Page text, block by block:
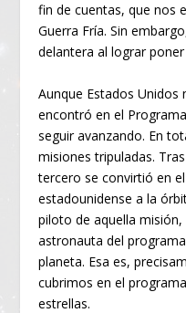
fin de cuentas, que nos
Guerra Fría. Sin
delantera al lograr
Aunque Estados
encontró en el
seguir avanzando. En
misiones tripuladas.
tercero se convirtió en
estadounidense a la
piloto de aquella
astronauta del
planeta. Esa es,
cubrimos en el
estrellas.